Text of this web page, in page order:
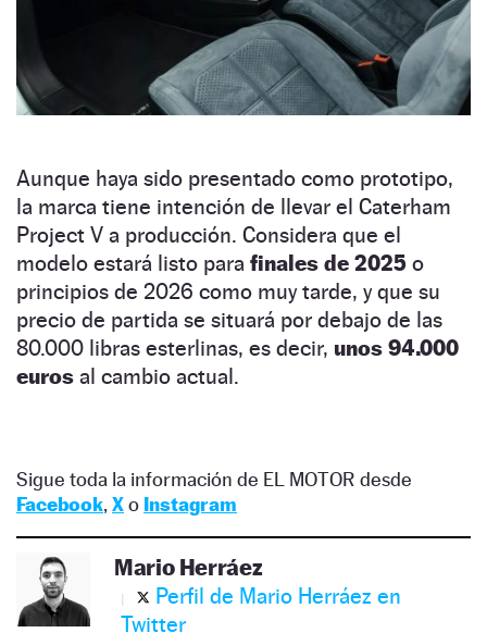
Aunque haya sido presentado como prototipo,
la marca tiene intención de llevar el Caterham
Project V a producción. Considera que el
modelo estará listo para finales de 2025 o
principios de 2026 como muy tarde, y que su
precio de partida se situará por debajo de las
80.000 libras esterlinas, es decir, unos 94.000
euros al cambio actual.
Sigue toda la información de EL MOTOR desde
Facebook, Xo Instagram
Mario Herráez
Perfil de Mario Herráez en
Twitter